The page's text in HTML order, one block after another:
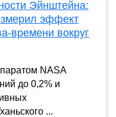
Эйнштейна:
эффект
времени вокруг
NASA
до 0,2% и
...